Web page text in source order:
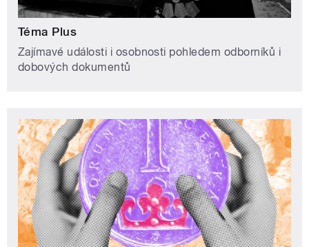
Téma Plus
Zajímavé události i osobnosti pohledem odborníků i
dobových dokumentů